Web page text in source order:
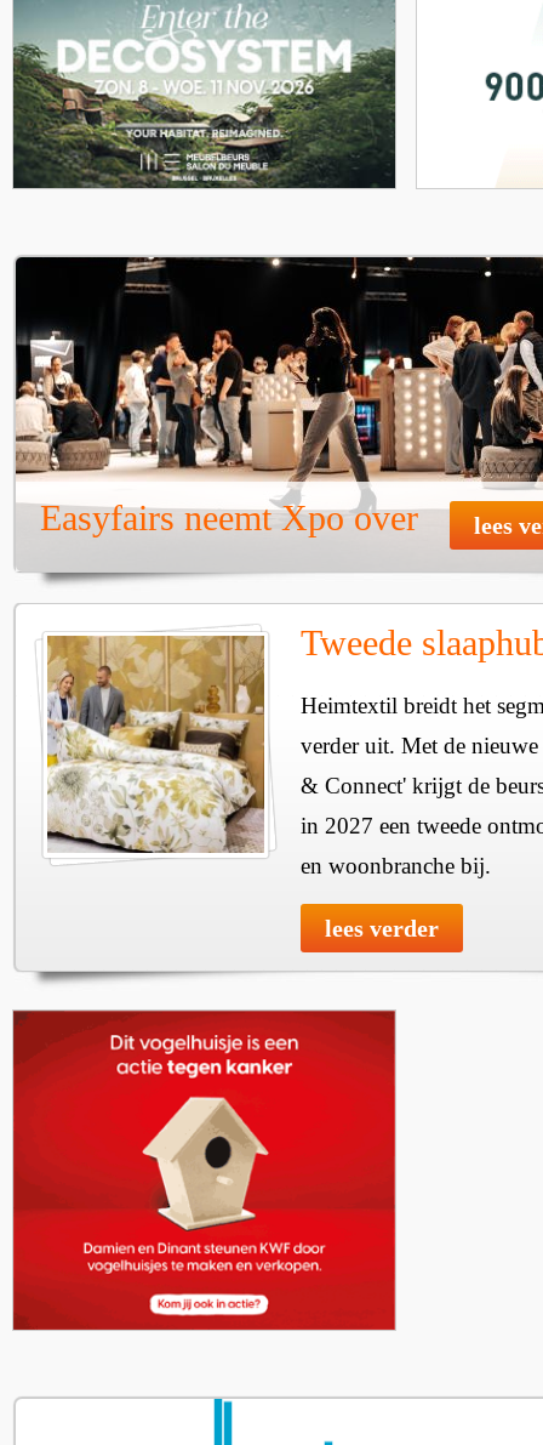
Easyfairs neemt Xpo over lees
Tweede
Heimtextil breidt het
verder uit. Met de
& Connect' krijgt de
in 2027 een tweede
en woonbranche bij.
lees verder